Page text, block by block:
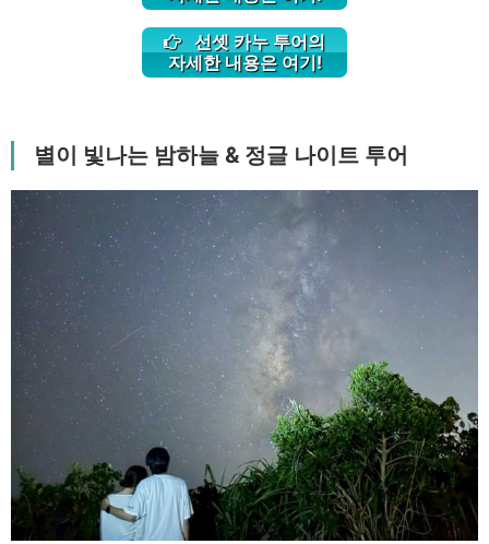
선셋 카누 투어의
자세한 내용은 여기!
별이 빛나는 밤하늘 & 정글 나이트 투어